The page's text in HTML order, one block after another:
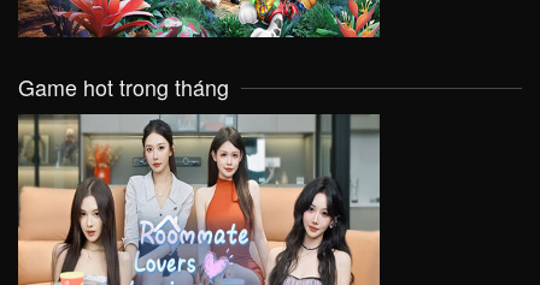
Game hot trong tháng
VIEW